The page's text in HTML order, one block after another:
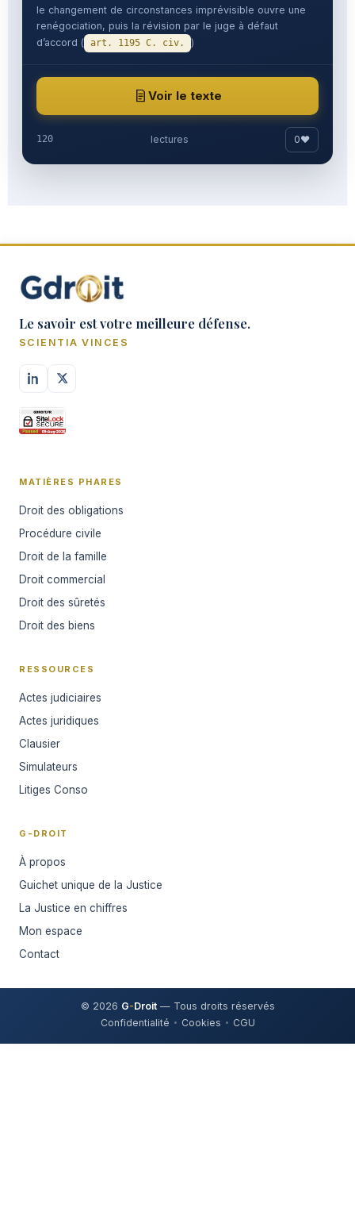
le changement de circonstances imprévisible ouvre une
renégociation, puis la révision par le juge à défaut
d’accord ( art. 1195 C. civ. )
Voir le texte
120 lectures 0♥
Le savoir est votre meilleure défense.
SCIENTIA VINCES
MATIÈRES PHARES
Droit des obligations
Procédure civile
Droit de la famille
Droit commercial
Droit des sûretés
Droit des biens
RESSOURCES
Actes judiciaires
Actes juridiques
Clausier
Simulateurs
Litiges Conso
G-DROIT
À propos
Guichet unique de la Justice
La Justice en chiffres
Mon espace
Contact
© 2026 G-Droit— Tous droits réservés
Confidentialité
Cookies CGU